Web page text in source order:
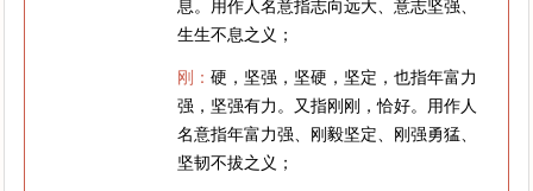
息。用作人名意指志向远大、意志坚强、
生生不息之义；
刚：硬，坚强，坚硬，坚定，也指年富力
强，坚强有力。又指刚刚，恰好。用作人
名意指年富力强、刚毅坚定、刚强勇猛、
坚韧不拔之义；